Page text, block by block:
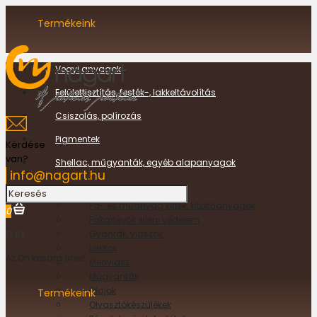
Termékeink
Vegyi anyagok
Felülettisztítás, festék-, lakkeltávolítás
Csiszolás, polírozás
Pigmentek
Shellac, műgyanták, egyéb alapanyagok
Fa- és műanyag kittek, kitöltőanyagok
Fakártevők elleni védelem
Gyanták, viaszok
Lakkok
Méhviasz
Műgyanták
Olajok
Olvasztókészülékek
Kérdése
van?
info@nagart.hu
0
Az Ön kosara üres!
Termékeink